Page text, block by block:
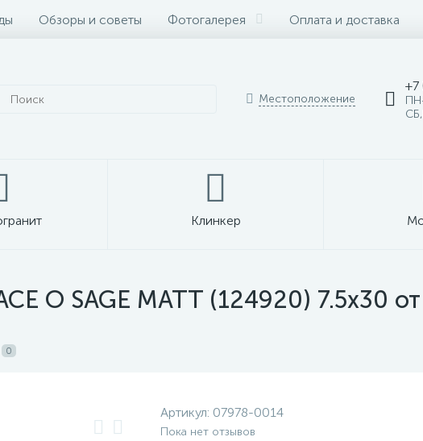
Обзоры и советы Фотогалерея Оплата и доставка
Местоположение
+7
Клинкер
O SAGE MATT (124920) 7.5x30
0
Артикул: 07978-0014
Пока нет отзывов